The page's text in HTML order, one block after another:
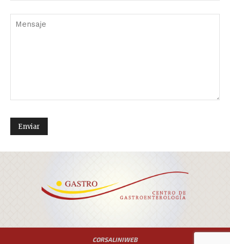
CORSALINIWEB